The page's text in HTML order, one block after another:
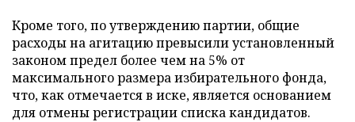
Кроме того, по утверждению партии, общие
расходы на агитацию превысили установленный
законом предел более чем на 5% от
максимального размера избирательного фонда,
что, как отмечается в иске, является основанием
для отмены регистрации списка кандидатов.